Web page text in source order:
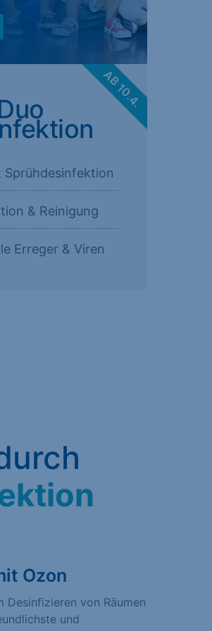
Sprühdesinfektion
& Reinigung
Erreger & Viren
AB 10.4.
Ozon
Desinfizieren von Räumen
und